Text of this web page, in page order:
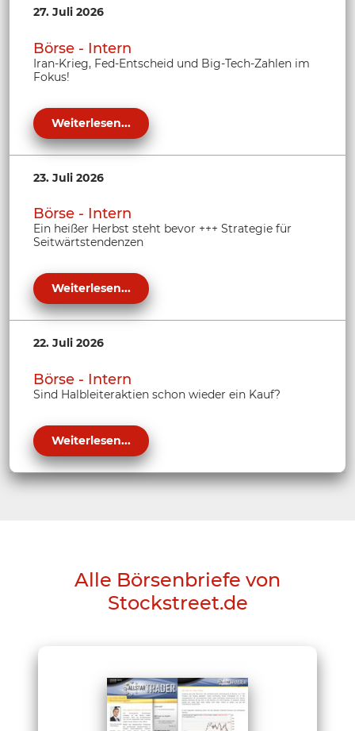
27. Juli 2026
Börse - Intern
Iran-Krieg, Fed-Entscheid und Big-Tech-Zahlen im
Fokus!
Weiterlesen...
23. Juli 2026
Börse - Intern
Ein heißer Herbst steht bevor +++ Strategie für
Seitwärtstendenzen
Weiterlesen...
22. Juli 2026
Börse - Intern
Sind Halbleiteraktien schon wieder ein Kauf?
Weiterlesen...
Alle Börsenbriefe von
Stockstreet.de